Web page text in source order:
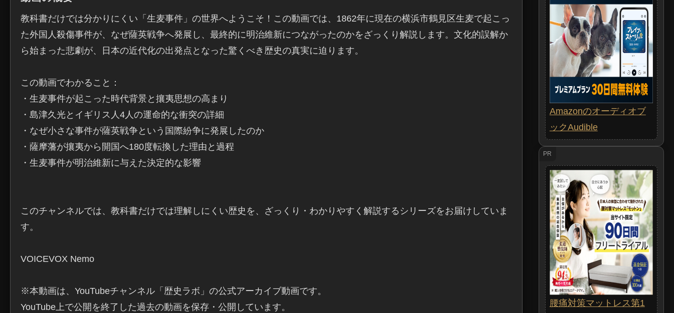
教科書だけでは分かりにくい「生麦事件」の世界へようこそ！この動画では、1862年に現在の横浜市鶴見区生麦で起こっ
た外国人殺傷事件が、なぜ薩英戦争へ発展し、最終的に明治維新につながったのかをざっくり解説します。文化的誤解か
ら始まった悲劇が、日本の近代化の出発点となった驚くべき歴史の真実に迫ります。
この動画でわかること：
・生麦事件が起こった時代背景と攘夷思想の高まり
・島津久光とイギリス人4人の運命的な衝突の詳細
・なぜ小さな事件が薩英戦争という国際紛争に発展したのか
・薩摩藩が攘夷から開国へ180度転換した理由と過程
・生麦事件が明治維新に与えた決定的な影響
このチャンネルでは、教科書だけでは理解しにくい歴史を、ざっくり・わかりやすく解説するシリーズをお届けしていま
す。
VOICEVOX Nemo
※本動画は、YouTubeチャンネル「歴史ラボ」の公式アーカイブ動画です。
YouTube上で公開を終了した過去の動画を保存・公開しています。
Amazonのオーディオブ
ックAudible
PR
腰痛対策マットレス第1